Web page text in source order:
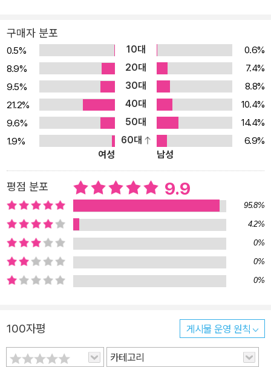
해 담은《세계 철학 필독서 50》로 인하여 우리는 보다 쉽게 철학의 세
계로 발을 들여놓을 수 있을 것이다. 무엇보다 분명한 것은 이 책을 읽
음으로써 잃을 것은 하나도 없고, 무엇이든 얻게 될 것이라는 점이다.
권당 10분이면 충분하다! 50권의 명저라고 해서 겁낼 것 없다. 하루
에 10분, 가장 긴 내용이라도 하루 30분이면 된다. 철학 입문서나 학
술서에서 기준으로 삼는 ‘학파’와 ‘주의’ 혹은 철학 사조나 시기 같은
통상적 범주에 초점을 맞추지 않아 자유로이 원하는 부분부터 읽을
수 있으며, 각 저서 소개 말미에 ‘함께 읽으면 좋은 책’을 정리해두어
비슷한 주제로 뛰어넘기에도 용이하다. 철학자들의 주요 사상과 영향
을 끼친 철학자들, 다른 주요 저서들도 정리해놓았으니 더욱 관심 가
는 철학자나 사상이 있다면 참고해서 자신만의 철학 공부 지도를 만
들 수도 있다. 그 외 책에 주요하게 소개하고 싶었지만 그러지 못해 아
쉬운 저작들은 별도로 50개의 리스트로 정리해두어 폭넓은 도서에
도움이 되도록 구성했다. 실제로는 100개의 도서를 소개받는 셈이니
그야말로 가성비를 넘어 ‘갓성비’ 아닐까. 이제 《세계 철학 필독서 5
0》과 함께 어렵지 않게 철학의 세계를 만끽해보자.
구매자 분포
0.5% 10대
0.6%
8.9%
20대
7.4%
9.5%
30대
8.8%
21.2%
40대
10.4%
9.6%
50대
14.4%
1.9%
60대
6.9%
여성
남성
평점 분포 9.9
95.8%
4.2%
0%
0%
0%
100자평 게시물 운영 원칙
카테고리